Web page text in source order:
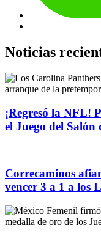
Noticias
¡Regresó la NFL!
el Juego del Salón
Correcaminos
vencer 3 a 1 a los